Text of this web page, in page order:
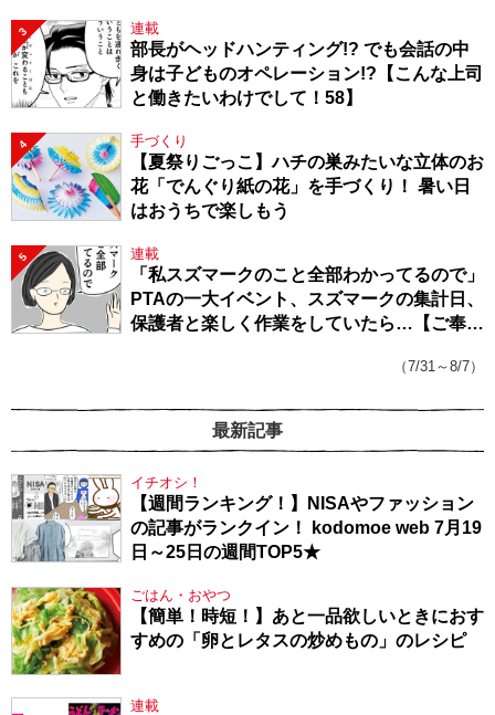
3 連載
部長がヘッドハンティング!? でも会話の中
身は子どものオペレーション!?【こんな上司
と働きたいわけでして！58】
4 手づくり
【夏祭りごっこ】ハチの巣みたいな立体のお
花「でんぐり紙の花」を手づくり！ 暑い日
はおうちで楽しもう
5 連載
「私スズマークのこと全部わかってるので」
PTAの一大イベント、スズマークの集計日、
保護者と楽しく作業をしていたら…【ご奉仕
（7/31～8/7）
最新記事
イチオシ！
【週間ランキング！】NISAやファッション
の記事がランクイン！ kodomoe web 7月19
日～25日の週間TOP5★
ごはん・おやつ
【簡単！時短！】あと一品欲しいときにおす
すめの「卵とレタスの炒めもの」のレシピ
連載